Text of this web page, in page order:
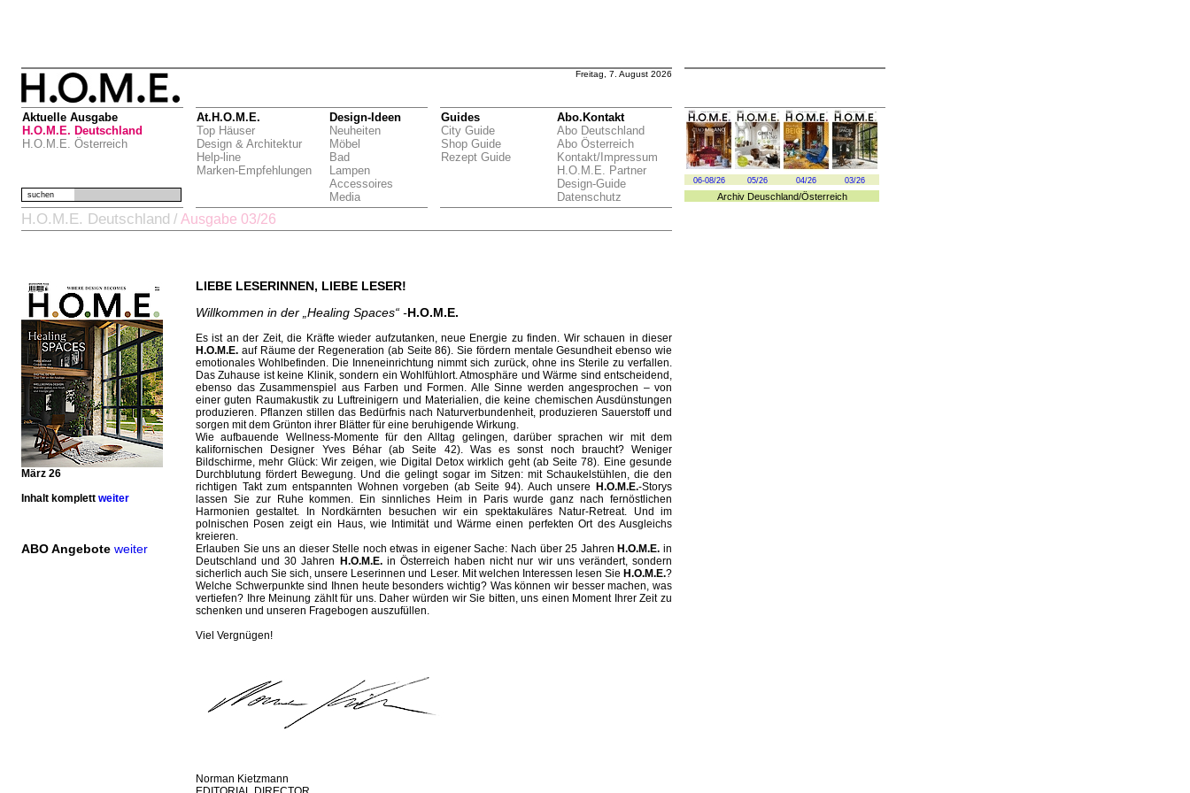
Freitag, 7. August 2026
Aktuelle Ausgabe
H.O.M.E. Deutschland
H.O.M.E. Österreich
At.H.O.M.E.
Top Häuser
Design & Architektur
Help-line
Marken-Empfehlungen
Design-Ideen
Neuheiten
Möbel
Bad
Lampen
Accessoires
Media
Guides
City Guide
Shop Guide
Rezept Guide
Abo.Kontakt
Abo Deutschland
Abo Österreich
Kontakt/Impressum
H.O.M.E. Partner
Design-Guide
Datenschutz
06-08/26 05/26 04/26 03/26
Archiv Deuschland/Österreich
suchen
H.O.M.E. Deutschland / Ausgabe 03/26
März 26
Inhalt komplett weiter
ABO Angebote weiter
LIEBE LESERINNEN, LIEBE LESER!
Willkommen in der „Healing Spaces“ -H.O.M.E.
Es ist an der Zeit, die Kräfte wieder aufzutanken, neue Energie zu finden. Wir schauen in dieser
H.O.M.E. auf Räume der Regeneration (ab Seite 86). Sie fördern mentale Gesundheit ebenso wie
emotionales Wohlbefinden. Die Innen­einrichtung nimmt sich zurück, ohne ins Sterile zu verfallen.
Das ­Zuhause ist keine Klinik, sondern ein Wohlfühlort. Atmosphäre und Wärme sind entscheidend,
ebenso das Zusammenspiel aus Farben und Formen. Alle Sinne werden angesprochen – von
einer guten Raumakustik zu Luftreinigern und Materialien, die keine chemischen Ausdünstungen
produzieren. Pflanzen ­stillen das Bedürfnis nach Naturverbundenheit, produzieren Sauerstoff und
sorgen mit dem Grünton ihrer Blätter für eine beruhigende Wirkung.
Wie aufbauende Wellness-Momente für den Alltag gelingen, darüber sprachen wir mit dem
kalifornischen Designer Yves Béhar (ab Seite 42). Was es sonst noch braucht? Weniger
Bildschirme, mehr Glück: Wir zeigen, wie Digital Detox wirklich geht (ab Seite 78). Eine gesunde
Durchblutung fördert Bewegung. Und die gelingt sogar im Sitzen: mit Schaukelstühlen, die den
richtigen Takt zum entspannten Wohnen vorgeben (ab Seite 94). Auch unsere
H.O.M.E.-Storys
lassen Sie zur Ruhe kommen. Ein sinnliches Heim in Paris wurde ganz nach fernöstlichen
Harmonien gestaltet. In Nordkärnten besuchen wir ein spektakuläres Natur-Retreat. Und im
polnischen Posen zeigt ein Haus, wie Intimität und Wärme einen perfekten Ort des Ausgleichs
kreieren.
Erlauben Sie uns an dieser Stelle noch etwas in eigener Sache: Nach über 25 Jahren H.O.M.E. in
Deutschland und 30 Jahren
H.O.M.E.in Österreich haben nicht nur wir uns verändert, sondern
sicherlich auch Sie sich, unsere Leserinnen und Leser. Mit welchen Interessen lesen Sie H.O.M.E.?
Welche Schwerpunkte sind Ihnen heute besonders wichtig? Was können wir besser machen, was
vertiefen? Ihre Meinung zählt für uns. Daher würden wir Sie bitten, uns einen Moment Ihrer Zeit zu
schenken und unseren Fragebogen auszufüllen.
Viel Vergnügen!
Norman Kietzmann